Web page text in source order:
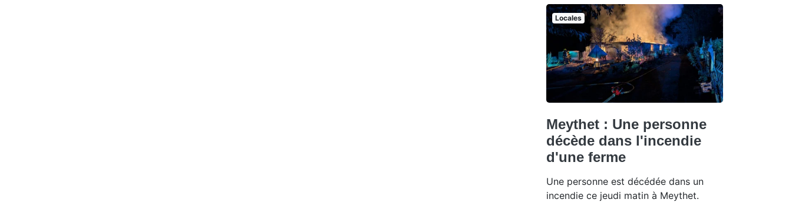
Locales
Meythet : Une personne
décède dans l'incendie
d'une ferme
Une personne est décédée dans un
incendie ce jeudi matin à Meythet.